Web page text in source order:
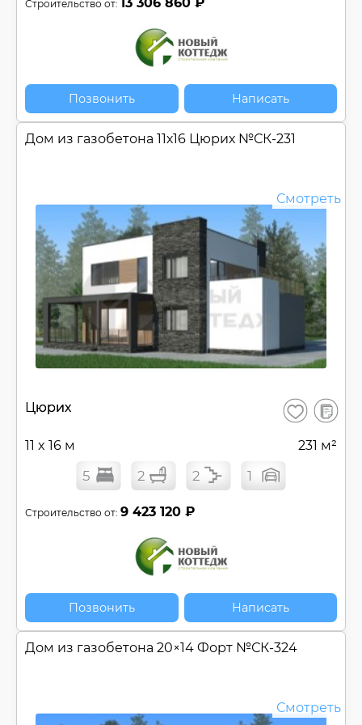
Строительство от:
Позвонить Написать
Дом из газобетона 11х16 Цюрих №СК-231
Смотреть
Цюрих Сохранить
В
11 x 16 м 231 м²
5 2 2 1
Строительство от: 9 423 120 ₽
Позвонить Написать
Дом из газобетона 20×14 Форт №СК-324
Смотреть